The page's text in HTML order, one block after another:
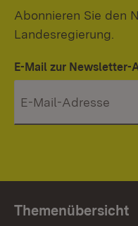
Abonnieren Sie den
Landesregierung.
E-Mail zur Newsletter-
Themenübersicht